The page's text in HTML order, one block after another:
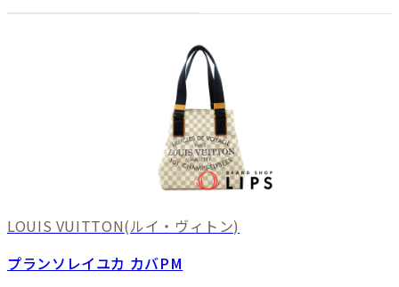
LOUIS VUITTON(ルイ・ヴィトン)
プランソレイユカ カバPM